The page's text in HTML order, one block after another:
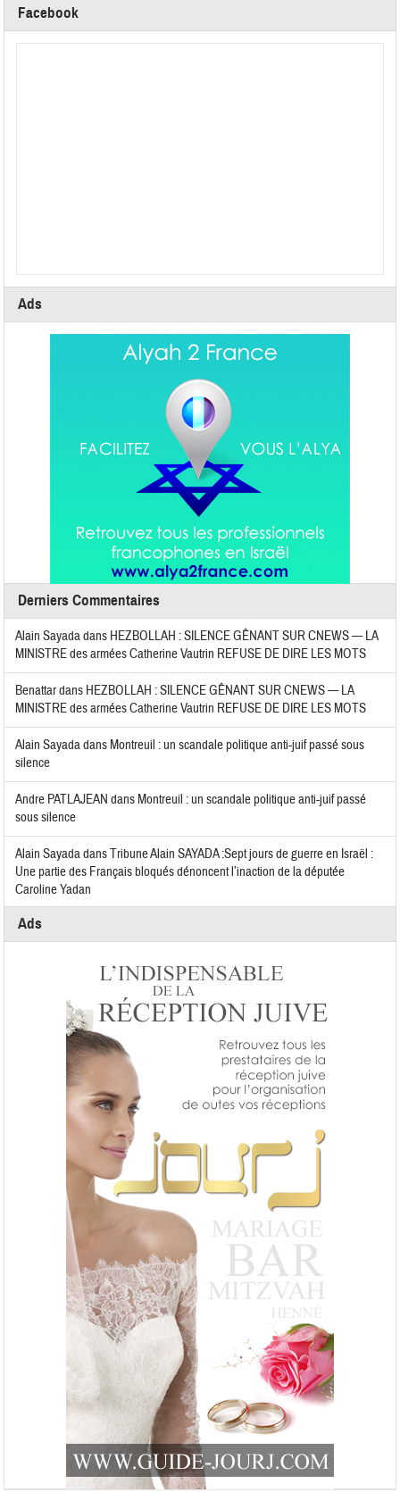
Facebook
Ads
Derniers Commentaires
Alain Sayadadans HEZBOLLAH : SILENCE GÊNANT SUR CNEWS — LA
MINISTRE des armées Catherine Vautrin REFUSE DE DIRE LES MOTS
Benattardans HEZBOLLAH : SILENCE GÊNANT SUR CNEWS — LA
MINISTRE des armées Catherine Vautrin REFUSE DE DIRE LES MOTS
Alain Sayadadans Montreuil : un scandale politique anti-juif passé sous
silence
Andre PATLAJEAN dans Montreuil : un scandale politique anti-juif passé
sous silence
Alain SayadadansTribune Alain SAYADA :Sept jours de guerre en Israël :
Une partie des Français bloqués dénoncent l’inaction de la députée
Caroline Yadan
Ads